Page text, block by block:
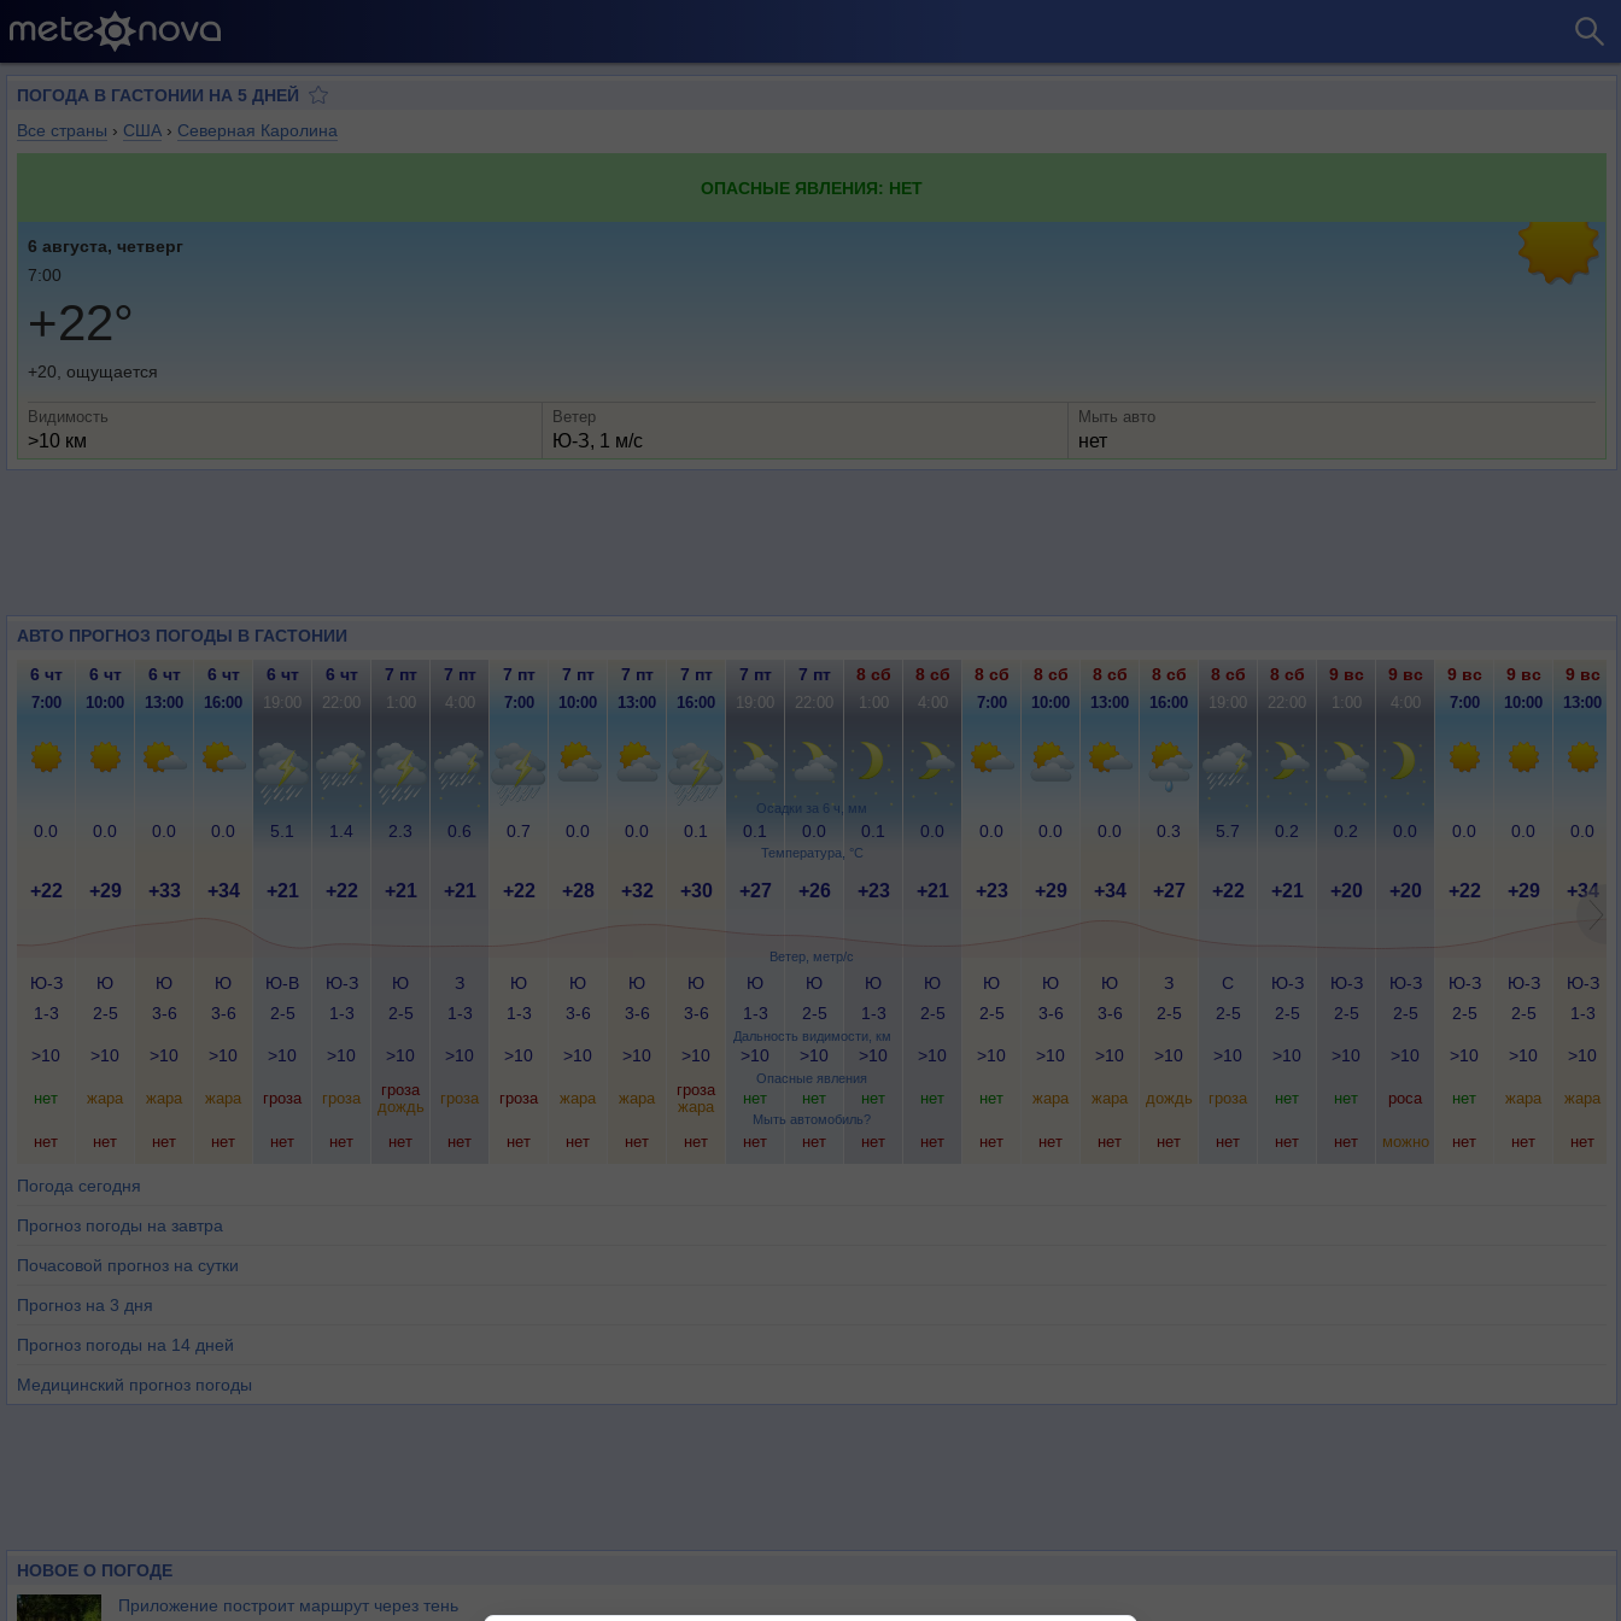
ПОГОДА В ГАСТОНИИ НА 5 ДНЕЙ
Все страны › США › Северная Каролина
ОПАСНЫЕ ЯВЛЕНИЯ: НЕТ
6 августа, четверг
7:00
+22°
+20, ощущается
Видимость
>10 км
Ветер
Ю-З, 1 м/с
Мыть авто
нет
АВТО ПРОГНОЗ ПОГОДЫ В ГАСТОНИИ
Осадки за 6 ч, мм
Температура, °C
Ветер, метр/с
Дальность видимости, км
Опасные явления
Мыть автомобиль?
6 чт 6 чт 6 чт 6 чт 6 чт 6 чт 7 пт 7 пт 7 пт 7 пт 7 пт 7 пт 7 пт 7 пт 8 сб 8 сб 8 сб 8 сб 8 сб 8 сб 8 сб 8 сб 9 вс 9 вс 9 вс 9 вс 9 вс
7:00 10:00 13:00 16:00 19:00 22:00 1:00 4:00 7:00 10:00 13:00 16:00 19:00 22:00 1:00 4:00 7:00 10:00 13:00 16:00 19:00 22:00 1:00 4:00 7:00 10:00 13:00
0.0 0.0 0.0 0.0 5.1 1.4 2.3 0.6 0.7 0.0 0.0 0.1 0.1 0.0 0.1 0.0 0.0 0.0 0.0 0.3 5.7 0.2 0.2 0.0 0.0 0.0 0.0
+22 +29 +33 +34 +21 +22 +21 +21 +22 +28 +32 +30 +27 +26 +23 +21 +23 +29 +34 +27 +22 +21 +20 +20 +22 +29 +34
Ю-З
1-3
Ю
2-5
Ю
3-6
Ю
3-6
Ю-В
2-5
Ю-З
1-3
Ю
2-5
З
1-3
Ю
1-3
Ю
3-6
Ю
3-6
Ю
3-6
Ю
1-3
Ю
2-5
Ю
1-3
Ю
2-5
Ю
2-5
Ю
3-6
Ю
3-6
З
2-5
С
2-5
Ю-З
2-5
Ю-З
2-5
Ю-З
2-5
Ю-З
2-5
Ю-З
2-5
Ю-З
1-3
>10 >10 >10 >10 >10 >10 >10 >10 >10 >10 >10 >10 >10 >10 >10 >10 >10 >10 >10 >10 >10 >10 >10 >10 >10 >10 >10
нет жара жара жара гроза гроза
гроза
дождь
гроза гроза жара жара
гроза
жара
нет нет нет нет нет жара жара дождь гроза нет нет роса нет жара жара
нет нет нет нет нет нет нет нет нет нет нет нет нет нет нет нет нет нет нет нет нет нет нет можно нет нет нет
Погода сегодня
Прогноз погоды на завтра
Почасовой прогноз на сутки
Прогноз на 3 дня
Прогноз погоды на 14 дней
Медицинский прогноз погоды
НОВОЕ О ПОГОДЕ
Приложение построит маршрут через тень